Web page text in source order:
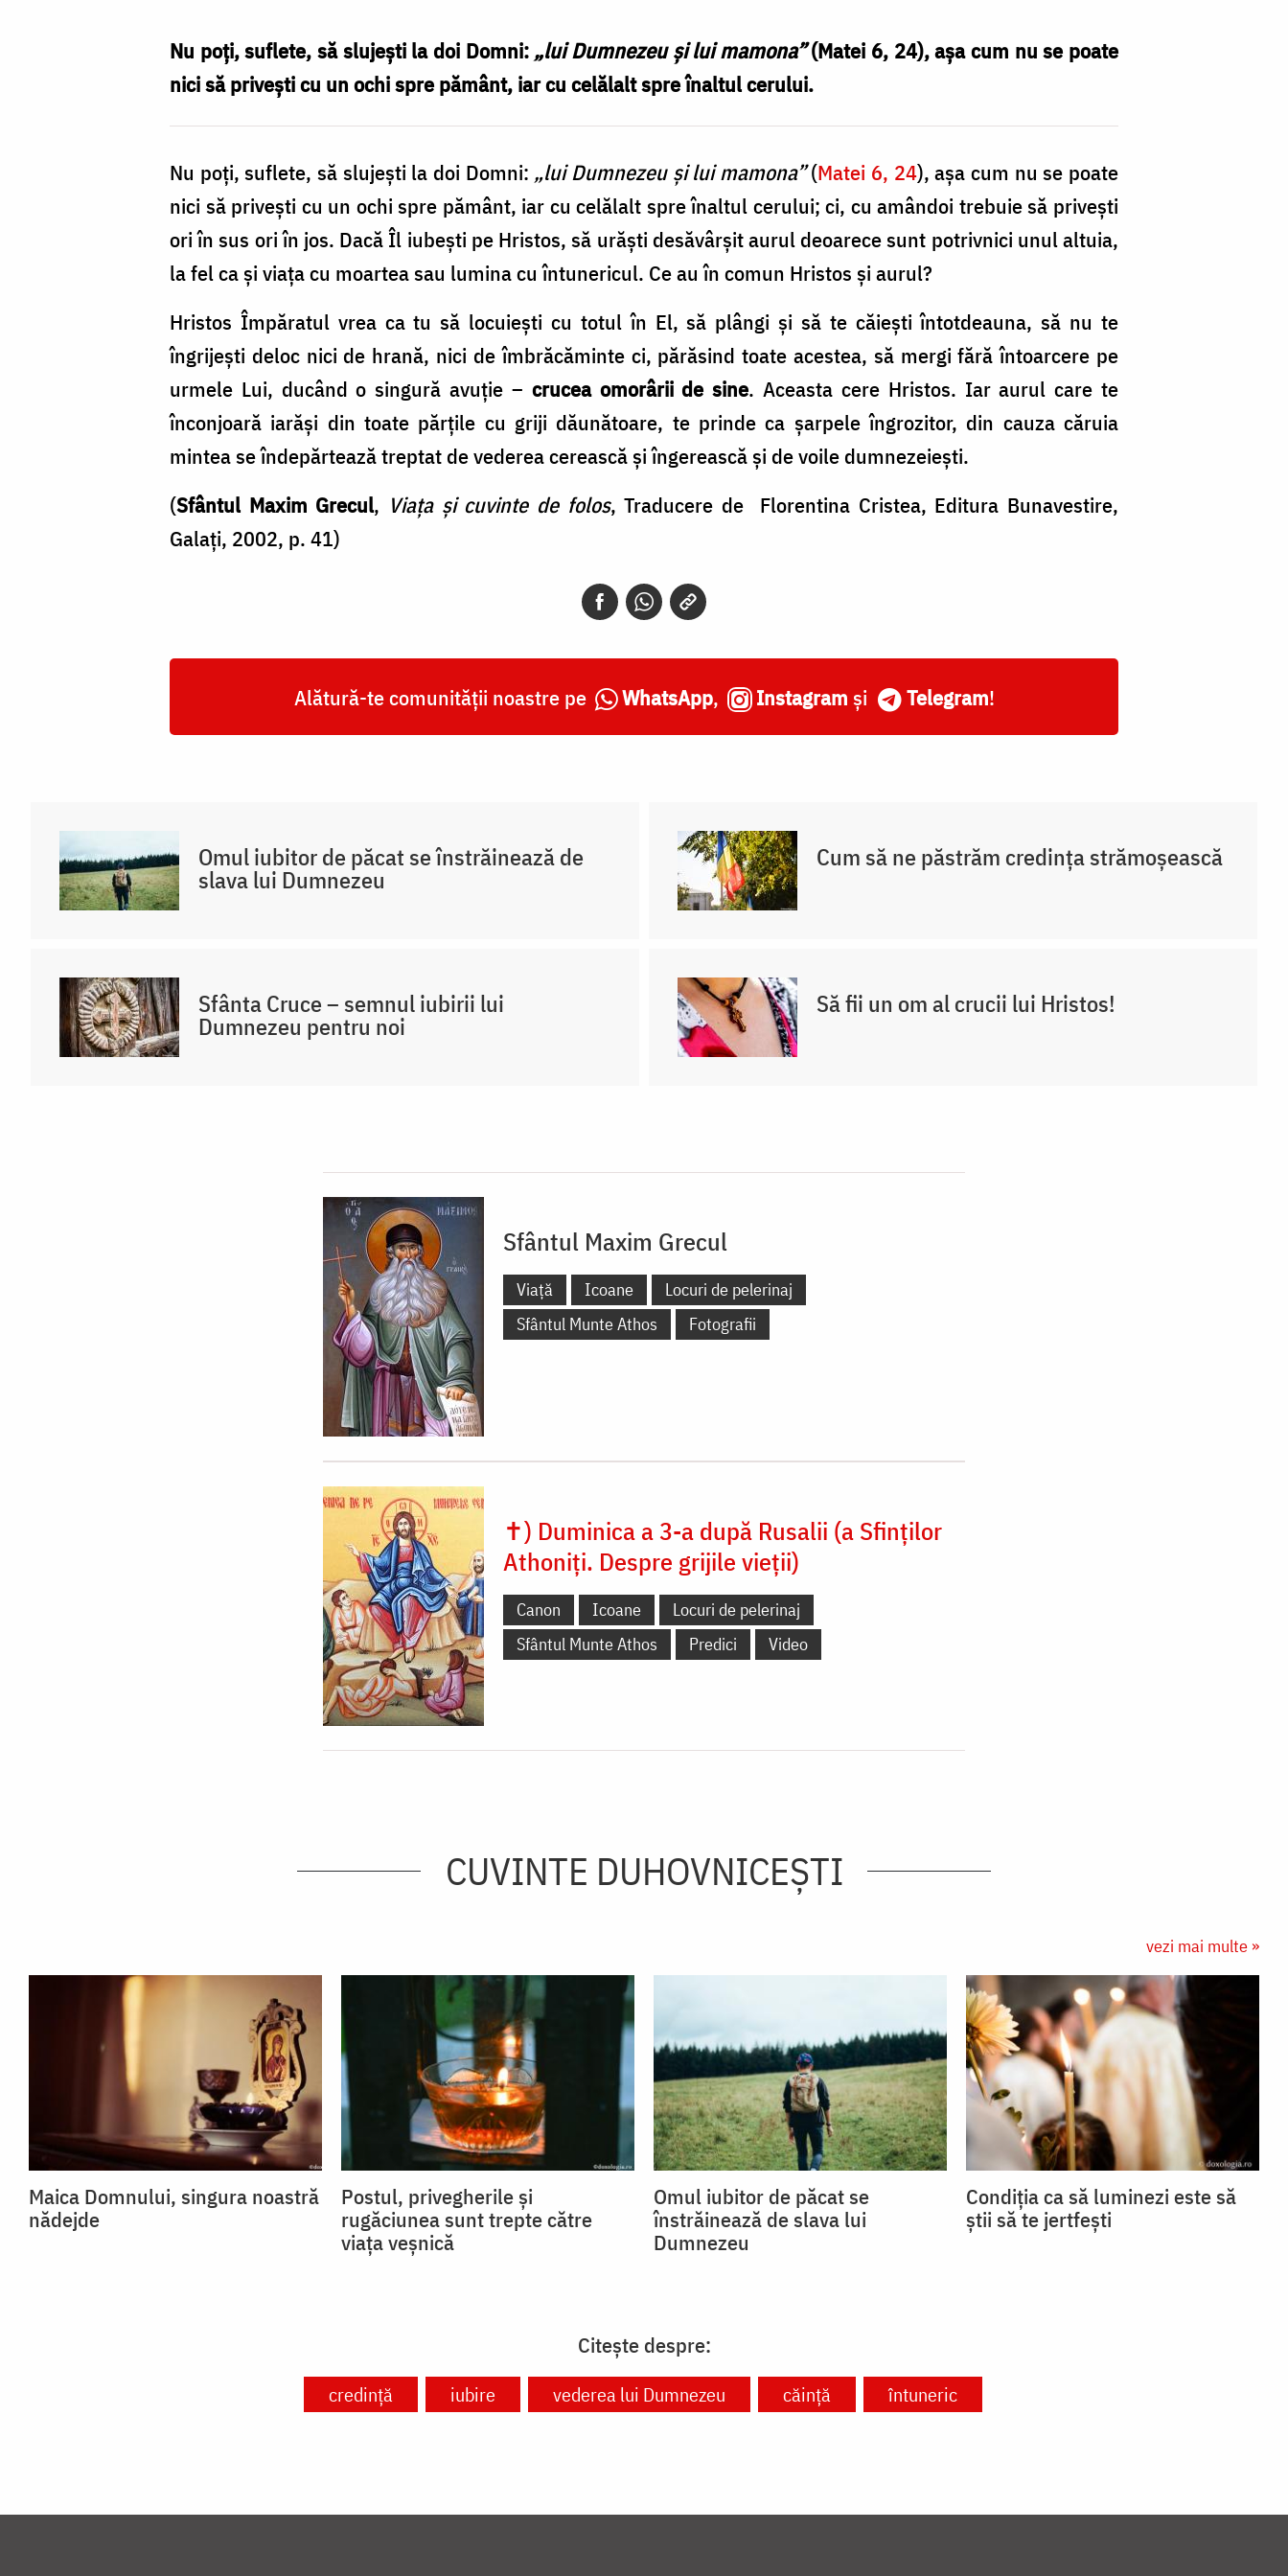
Nu poți, suflete, să slujești la doi Domni: „lui Dumnezeu și lui mamona”(Matei 6, 24), așa cum nu se poate
nici să privești cu un ochi spre pământ, iar cu celălalt spre înaltul cerului.
Nu poți, suflete, să slujești la doi Domni: „lui Dumnezeu și lui mamona”(Matei 6, 24), așa cum nu se poate
nici să privești cu un ochi spre pământ, iar cu celălalt spre înaltul cerului; ci, cu amândoi trebuie să privești
ori în sus ori în jos. Dacă Îl iubești pe Hristos, să urăști desăvârșit aurul deoarece sunt potrivnici unul altuia,
la fel ca și viața cu moartea sau lumina cu întunericul. Ce au în comun Hristos și aurul?
Hristos Împăratul vrea ca tu să locuiești cu totul în El, să plângi și să te căiești întotdeauna, să nu te
îngrijești deloc nici de hrană, nici de îmbrăcăminte ci, părăsind toate acestea, să mergi fără întoarcere pe
urmele Lui, ducând o singură avuție – crucea omorârii de sine. Aceasta cere Hristos. Iar aurul care te
înconjoară iarăși din toate părțile cu griji dăunătoare, te prinde ca șarpele îngrozitor, din cauza căruia
mintea se îndepărtează treptat de vederea cerească și îngerească și de voile dumnezeiești.
(Sfântul Maxim Grecul, Viața și cuvinte de folos, Traducere de Florentina Cristea, Editura Bunavestire,
Galați, 2002, p. 41)
Alătură-te comunității noastre pe WhatsApp, Instagram și Telegram!
Omul iubitor de păcat se înstrăinează de
slava lui Dumnezeu
Cum să ne păstrăm credința strămoșească
Sfânta Cruce – semnul iubirii lui
Dumnezeu pentru noi
Să fii un om al crucii lui Hristos!
Sfântul Maxim Grecul
Viață Icoane
Locuri de pelerinaj
Sfântul Munte Athos
Fotografii
✝) Duminica a 3-a după Rusalii (a Sfinților
Athoniți. Despre grijile vieții)
Canon Icoane
Locuri de pelerinaj
Sfântul Munte Athos
Predici Video
CUVINTE DUHOVNICEȘTI
vezi mai multe »
Maica Domnului, singura noastră
nădejde
Postul, privegherile și
rugăciunea sunt trepte către
viața veșnică
Omul iubitor de păcat se
înstrăinează de slava lui
Dumnezeu
Condiția ca să luminezi este să
știi să te jertfești
Citește despre:
credință iubire vederea lui Dumnezeu căință întuneric